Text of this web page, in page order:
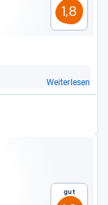
1,8
Weiterlesen
Gut